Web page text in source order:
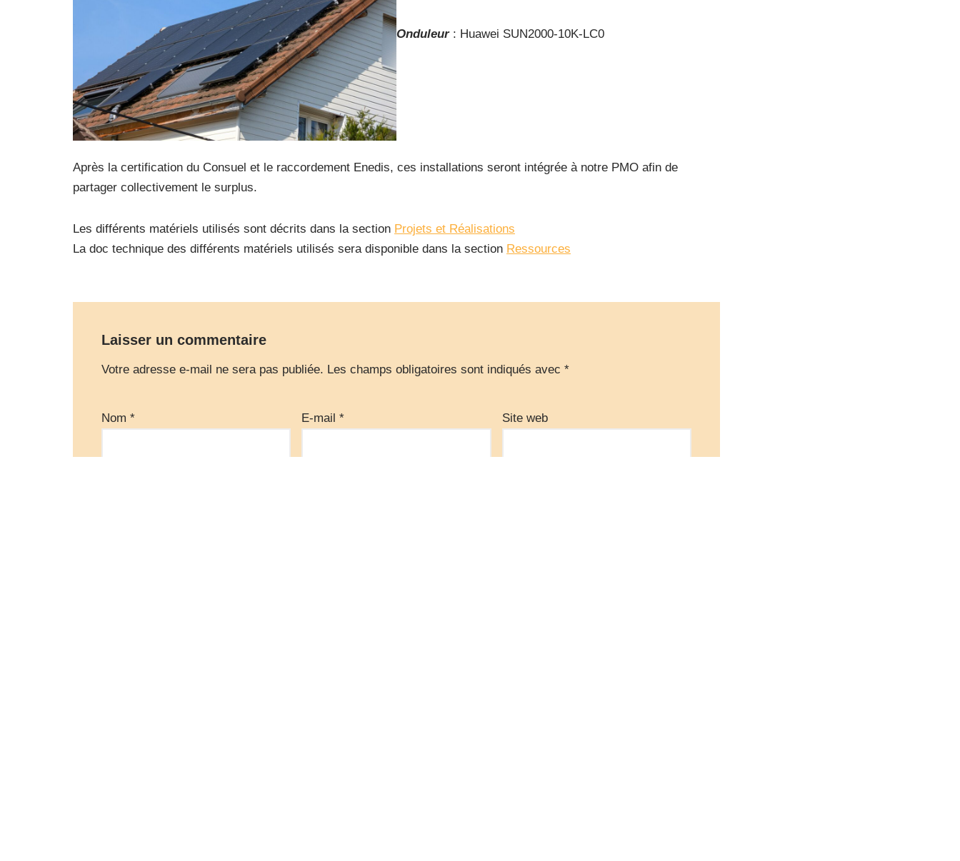
Onduleur: Huawei SUN2000-10K-LC0
Après la certification du Consuel et le raccordement Enedis, ces installations seront intégrée à notre PMO afin de
partager collectivement le surplus.
Les différents matériels utilisés sont décrits dans la section Projets et Réalisations
La doc technique des différents matériels utilisés sera disponible dans la section Ressources
Laisser un commentaire
Votre adresse e-mail ne sera pas publiée. Les champs obligatoires sont indiqués avec *
Nom * E-mail* Site web